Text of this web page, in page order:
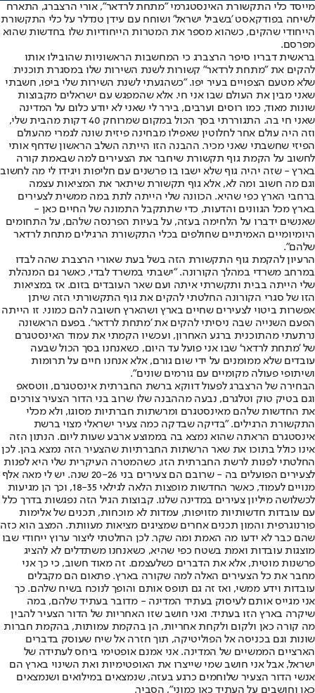
מייסד כלי התקשורת האינסטגרמי "מתחת לרדאר", אורי הרצברג, התארח
לשיחה בפודקאסט 'בשביל ישראל' ושוחח עם עידן טנדלר על כלי התקשורת
הייחודי שהקים, כשהוא מספר את המטרות הייחודיות שלו בחדשות שהוא
מפרסם.
בראשית דבריו סיפר הרצברג כי המחשבות הראשוניות שהובילו אותו
להקים את "מתחת לרדאר" קשורות לשנת השירות שלו במסגרת תוכנית
שלא מטעם הצפויים בעיר יפו. "כשהגעתי לשנת השירות שלי ביפו, חשבתי
שאני מבין את העולם שבו אני חי. אלא שהמפגש עם ישראלים מקבוצות
שונות מאוד, כמו רוסים וערבים, בירר לי שאני לא יודע כלום על המדינה
שאני חי בה. התגוררתי בסך הכול במקום שמרוחק 40 דקות מהבית שלי,
וזה היה עולם אחר לחלוטין שאפילו מבחינה פיזית שונה לגמרי מהעולם
הפיזי שחשבתי שאני מכיר. ההבנה הזו הייתה השלב הראשון שדחף אותי
לחשוב על הקמת גוף תקשורת שיחבר את הצעירים למה שבאמת קורה
בארץ - שזה יהיה גוף שלא ישבו בו פרשנים עם חליפות ויגידו לי מה לחשוב
וגם מה חשוב ומה לא, אלא גוף תקשורת שיתאר את המציאות עצמה
ברחבי הארץ כפי שהיא. הכוונה שלי הייתה לתת במה ממשית לצעירים
בארץ מכל הגוונים והדעות, כדי שתתקבל התמונה של החיים כאן -
שאנשים ידברו על הלחימה בעזה, על בעיות הפרנסה שלהם, על התחומים
היומיומיים האמיתיים שחולפים בכלי התקשורת הרגילים מתחת לרדאר
שלהם".
הרעיון להקמת גוף התקשורת הזה בשל בעת שאורי הרצברג שהה לבדו
במרחב משרדי במהלך הקורונה. "ישבתי במשרד לבדי, כאשר גם המנהלת
שלי הייתה בבית ותקשרתי איתה ועם שאר העובדים בזום. אז במציאות
הזו של סגרי הקורונה החלטתי להקים את גוף התקשורתי הזה שיתן
אפשרות ביטוי לצעירים שחיים בארץ ושהארץ חשובה להם כמוני. זו הייתה
הפעם השנייה שבה ניסיתי להקים את 'מתחת לרדאר'. בפעם הראשונה
נרתעתי מהתוכנית ברגע האחרון, ועכשיו הקמתי את עמוד האינסטגרם
של 'מתחת לרדאר' שבו אני פועל עד היום, כשאנחנו בסך הכול שבעה
עובדים שלא ממומנים על ידי שום גורם, אלא אנחנו חיים על תרומות
ושיתופי פעולה מקומיים עם גורמים שונים".
הבחירה של הרצברג לפעול דווקא ברשת החברתית אינסטגרם, ווטסאפ
וגם בטיק טוק וטלגרם, נבעה מההבנה שלו שרוב בני הדור הצעיר צורכים
את החדשות שלהם מאינסטגרם ומרשתות חברתיות מסוגו, ולא מכלי
התקשורת הרגילים. "בדיקה שבדקה כמה צעיר ישראלי מצוי ברשת
אינסטגרם הראתה שהוא נמצא בה בממוצע ארבע שעות ליום. הנתון הזה
אינו כולל בתוכו את שאר הרשתות החברתיות שהצעיר הזה נמצא בהן. לכן
החלטתי לפנות לרשת החברתית הזו, כשהמטרה העיקרית שלי היא לפנות
לצעירים הפועלים בה - שרובם הם צעירים בני 20-26 שנה. יש לי מאה אלף
מנויים לעמוד, כאשר החדשות מופצות הלאה לגילאי 18-35, וכך הן מגיעות
לכשלושה מיליון צעירים במדינה שלנו. קבוצות הגיל הזה נפגשות בדרך כלל
עם עובדות חדשותיות מזויפות, עמדות לא מוכחות, תכנים של אלימות
פורנוגרפית והמון תכנים אחרים שמציגים מציאות מעוותת. המצב הוא כזה
שהם כבר לא ידעו מה האמת ומה שקר. לכן החלטתי ליצור ערוץ ייחודי שבו
מוצגות עובדות ואמת בשטח כפי שהיא, כשאנחנו משתדלים לא להציג
פרשנות מוטית, אלא את הדברים כשלעצמם. זה מאוד חשוב, כי כך אני
מחבר את כל הצעירים האלה למה שקורה בארץ. פתאום הם מקבלים
עובדות וידע ממשי, ואז זה גם תופס אותם והופך לנוכח בשיח שלהם. כך
אני מגייס אותם לעיסוק בעתיד המדינה - מדובר בעתיד שלהם, במה
שיקרה בארץ הזו בעתיד. ואני חושב שזו האחריות של הדור הצעיר להבין
מה קורה כאן ולקום ולקחת אחריות, הן בהקמת עמותות, בהקמת חברות
שונות וגם בכניסה אל הפוליטיקה, תוך חזרה אל שיח שעוסק בדברים
הארציים הממשיים של המדינה. אני אמנם אופטימי ביחס לעתידה של
ישראל, אבל אני חושב שמי שייצרו את האופטימיות ואת השינוי בארץ הם
אנשי הדור הצעיר שלוחמים כרגע בעזה, שנמצאים במילואים ושנמצאים
כאן וחושבים על העתיד כאן כמוני", הסביר.